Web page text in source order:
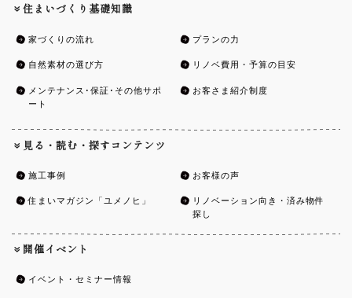
住まいづくり基礎知識
家づくりの流れ プランの力
自然素材の選び方 リノベ費用・予算の目安
メンテナンス･保証･その他サポ
ート
お客さま紹介制度
見る・読む・探すコンテンツ
施工事例 お客様の声
住まいマガジン「ユメノヒ」
リノベーション向き・済み物件
探し
開催イベント
イベント・セミナー情報